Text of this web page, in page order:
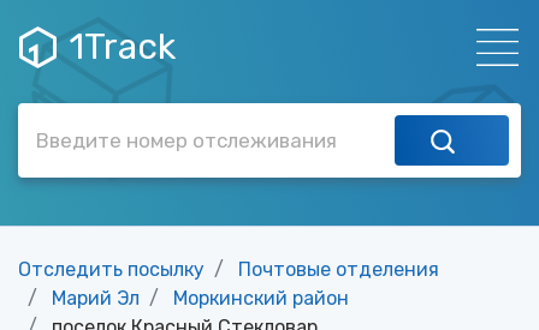
1Track
Отследить посылку
Почтовые отделения
Марий Эл
Моркинский район